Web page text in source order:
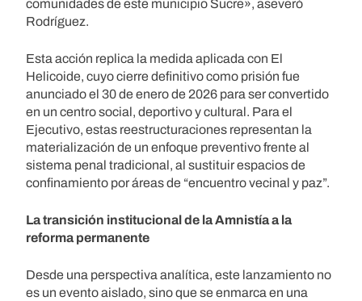
comunidades de este municipio Sucre», aseveró
Rodríguez.
Esta acción replica la medida aplicada con El
Helicoide, cuyo cierre definitivo como prisión fue
anunciado el 30 de enero de 2026 para ser convertido
en un centro social, deportivo y cultural. Para el
Ejecutivo, estas reestructuraciones representan la
materialización de un enfoque preventivo frente al
sistema penal tradicional, al sustituir espacios de
confinamiento por áreas de “encuentro vecinal y paz”.
La transición institucional de la Amnistía a la
reforma permanente
Desde una perspectiva analítica, este lanzamiento no
es un evento aislado, sino que se enmarca en una